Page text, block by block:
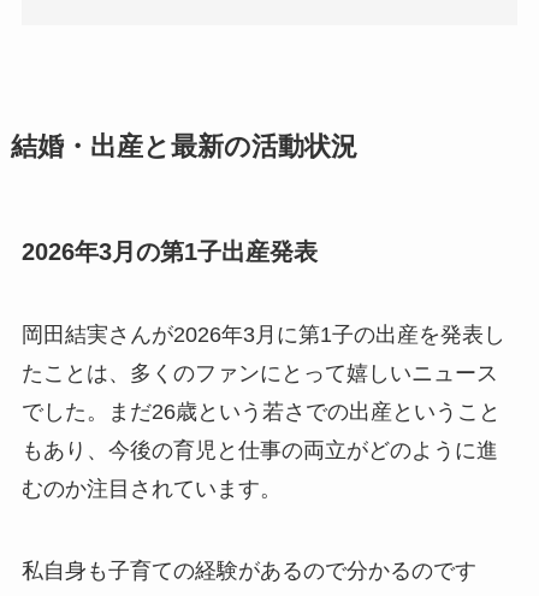
結婚・出産と最新の活動状況
2026年3月の第1子出産発表
岡田結実さんが2026年3月に第1子の出産を発表し
たことは、多くのファンにとって嬉しいニュース
でした。まだ26歳という若さでの出産ということ
もあり、今後の育児と仕事の両立がどのように進
むのか注目されています。
私自身も子育ての経験があるので分かるのです